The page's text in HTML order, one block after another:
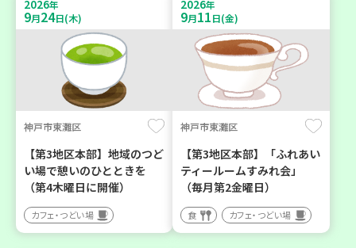
2026年
9月24日(木)
神戸市東灘区
【第3地区本部】地域のつど
い場で憩いのひとときを
（第4木曜日に開催）
カフェ・つどい場
2026年
9月11日(金)
神戸市東灘区
【第3地区本部】「ふれあい
ティールームすみれ会」
（毎月第2金曜日）
食 カフェ・つどい場